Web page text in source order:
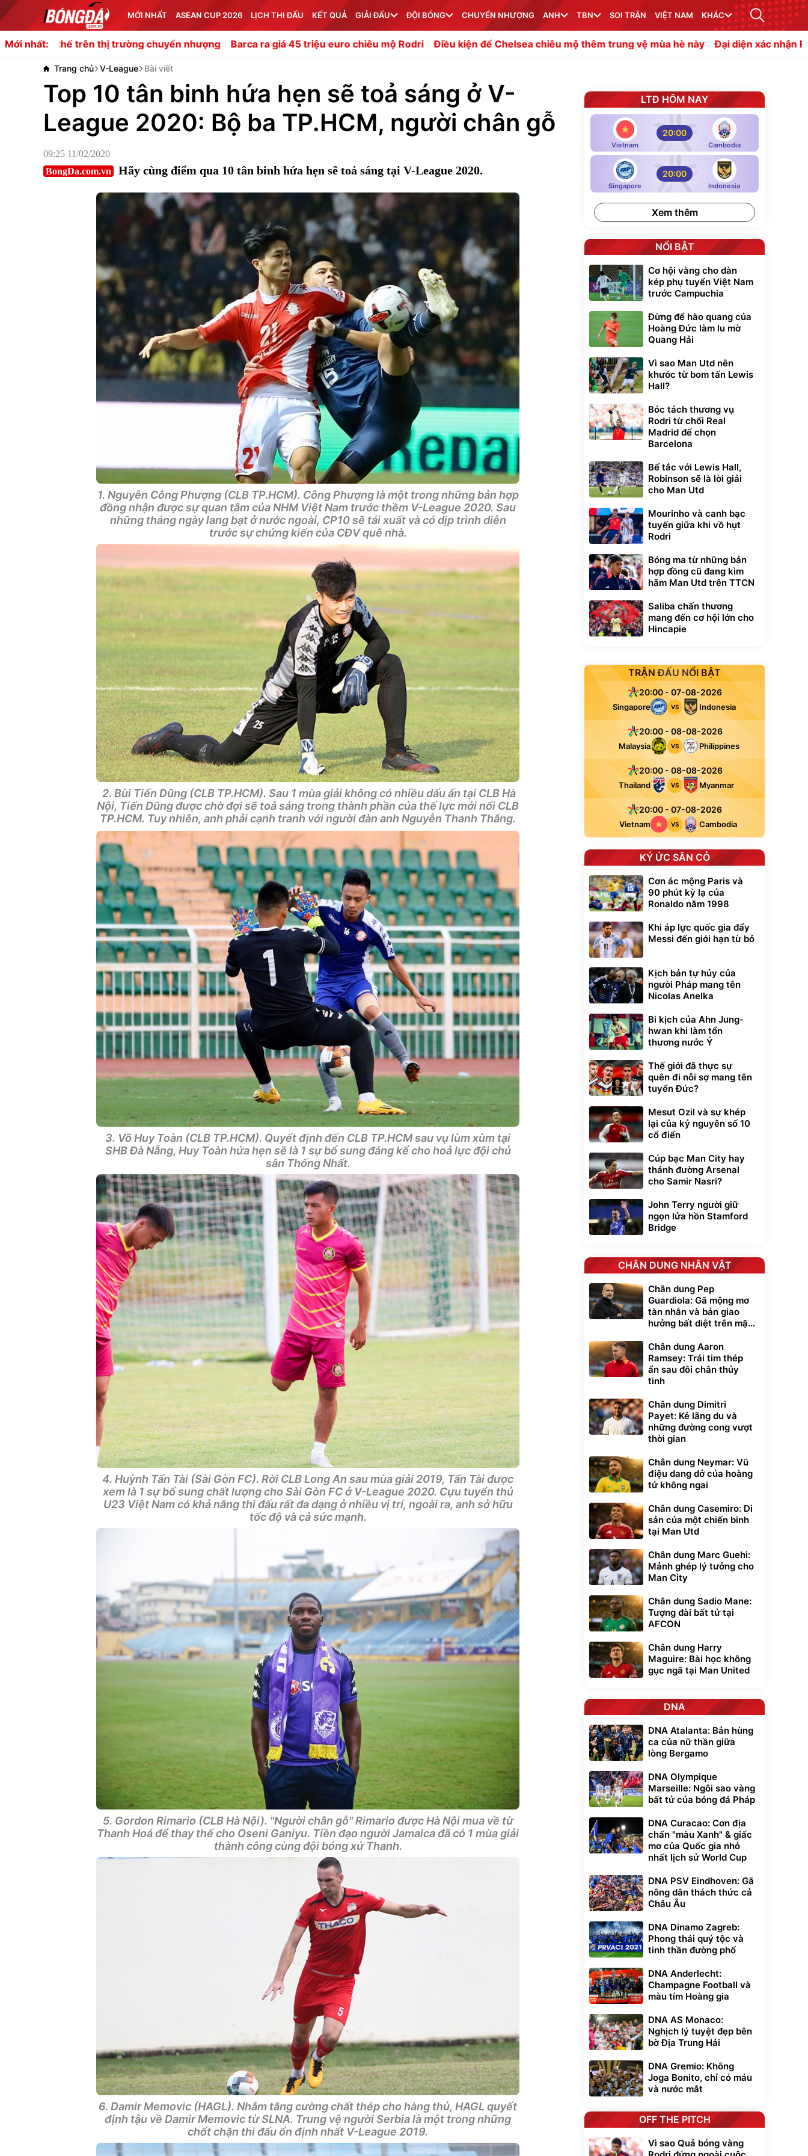
MỚI NHẤT ASEAN CUP 2026 LỊCH THI ĐẤU KẾT QUẢ GIẢI ĐẤU ĐỘI BÓNG CHUYỂN NHƯỢNG ANH TBN SOI TRẬN VIỆT NAM KHÁC
Mới nhất:
thị trường chuyển nhượng Barca ra giá 45 triệu euro chiêu mộ Rodri Điều kiện để Chelsea chiêu mộ thêm trung vệ mùa hè này Đại diện xác nhận Rodri từ chối Real
Trang chủ V-League Bài viết
Top 10 tân binh hứa hẹn sẽ toả sáng ở V-
League 2020: Bộ ba TP.HCM, người chân gỗ
09:25 11/02/2020
BongDa.com.vn
Hãy cùng điểm qua 10 tân binh hứa hẹn sẽ toả sáng tại V-League 2020.
1. Nguyễn Công Phượng (CLB TP.HCM). Công Phượng là một trong những bản hợp
đồng nhận được sự quan tâm của NHM Việt Nam trước thềm V-League 2020. Sau
những tháng ngày lang bạt ở nước ngoài, CP10 sẽ tái xuất và có dịp trình diễn
trước sự chứng kiến của CĐV quê nhà.
2. Bùi Tiến Dũng (CLB TP.HCM). Sau 1 mùa giải không có nhiều dấu ấn tại CLB Hà
Nội, Tiến Dũng được chờ đợi sẽ toả sáng trong thành phần của thế lực mới nổi CLB
TP.HCM. Tuy nhiên, anh phải cạnh tranh với người đàn anh Nguyễn Thanh Thắng.
3. Võ Huy Toàn (CLB TP.HCM). Quyết định đến CLB TP.HCM sau vụ lùm xùm tại
SHB Đà Nẵng, Huy Toàn hứa hẹn sẽ là 1 sự bổ sung đáng kể cho hoả lực đội chủ
sân Thống Nhất.
4. Huỳnh Tấn Tài (Sài Gòn FC). Rời CLB Long An sau mùa giải 2019, Tấn Tài được
xem là 1 sự bổ sung chất lượng cho Sài Gòn FC ở V-League 2020. Cựu tuyển thủ
U23 Việt Nam có khả năng thi đấu rất đa dạng ở nhiều vị trí, ngoài ra, anh sở hữu
tốc độ và cả sức mạnh.
5. Gordon Rimario (CLB Hà Nội). "Người chân gỗ" Rimario được Hà Nội mua về từ
Thanh Hoá để thay thế cho Oseni Ganiyu. Tiền đạo người Jamaica đã có 1 mùa giải
thành công cùng đội bóng xứ Thanh.
6. Damir Memovic (HAGL). Nhằm tăng cường chất thép cho hàng thủ, HAGL quyết
định tậu về Damir Memovic từ SLNA. Trung vệ người Serbia là một trong những
chốt chặn thi đấu ổn định nhất V-League 2019.
LTĐ HÔM NAY
Vietnam
20:00
Cambodia
Singapore
20:00
Indonesia
Xem thêm
NỔI BẬT
Cơ hội vàng cho dàn
kép phụ tuyển Việt Nam
trước Campuchia
Đừng để hào quang của
Hoàng Đức làm lu mờ
Quang Hải
Vì sao Man Utd nên
khước từ bom tấn Lewis
Hall?
Bóc tách thương vụ
Rodri từ chối Real
Madrid để chọn
Barcelona
Bế tắc với Lewis Hall,
Robinson sẽ là lời giải
cho Man Utd
Mourinho và canh bạc
tuyến giữa khi vồ hụt
Rodri
Bóng ma từ những bản
hợp đồng cũ đang kìm
hãm Man Utd trên TTCN
Saliba chấn thương
mang đến cơ hội lớn cho
Hincapie
TRẬN ĐẤU NỔI BẬT
20:00 - 07-08-2026
Singapore VS Indonesia
20:00 - 08-08-2026
Malaysia VS Philippines
20:00 - 08-08-2026
Thailand VS Myanmar
20:00 - 07-08-2026
Vietnam VS Cambodia
KÝ ỨC SÂN CỎ
Cơn ác mộng Paris và
90 phút kỳ lạ của
Ronaldo năm 1998
Khi áp lực quốc gia đẩy
Messi đến giới hạn từ bỏ
Kịch bản tự hủy của
người Pháp mang tên
Nicolas Anelka
Bi kịch của Ahn Jung-
hwan khi làm tổn
thương nước Ý
Thế giới đã thực sự
quên đi nỗi sợ mang tên
tuyển Đức?
Mesut Ozil và sự khép
lại của kỷ nguyên số 10
cổ điển
Cúp bạc Man City hay
thánh đường Arsenal
cho Samir Nasri?
John Terry người giữ
ngọn lửa hồn Stamford
Bridge
CHÂN DUNG NHÂN VẬT
Chân dung Pep
Guardiola: Gã mộng mơ
tàn nhẫn và bản giao
hưởng bất diệt trên mặt
Chân dung Aaron
Ramsey: Trái tim thép
ẩn sau đôi chân thủy
tinh
Chân dung Dimitri
Payet: Kẻ lãng du và
những đường cong vượt
thời gian
Chân dung Neymar: Vũ
điệu dang dở của hoàng
tử không ngai
Chân dung Casemiro: Di
sản của một chiến binh
tại Man Utd
Chân dung Marc Guehi:
Mảnh ghép lý tưởng cho
Man City
Chân dung Sadio Mane:
Tượng đài bất tử tại
AFCON
Chân dung Harry
Maguire: Bài học không
gục ngã tại Man United
DNA
DNA Atalanta: Bản hùng
ca của nữ thần giữa
lòng Bergamo
DNA Olympique
Marseille: Ngôi sao vàng
bất tử của bóng đá Pháp
DNA Curacao: Cơn địa
chấn "màu Xanh" & giấc
mơ của Quốc gia nhỏ
nhất lịch sử World Cup
DNA PSV Eindhoven: Gã
nông dân thách thức cả
Châu Âu
DNA Dinamo Zagreb:
Phong thái quý tộc và
tinh thần đường phố
DNA Anderlecht:
Champagne Football và
màu tím Hoàng gia
DNA AS Monaco:
Nghịch lý tuyệt đẹp bên
bờ Địa Trung Hải
DNA Gremio: Không
Joga Bonito, chỉ có máu
và nước mắt
OFF THE PITCH
Vì sao Quả bóng vàng